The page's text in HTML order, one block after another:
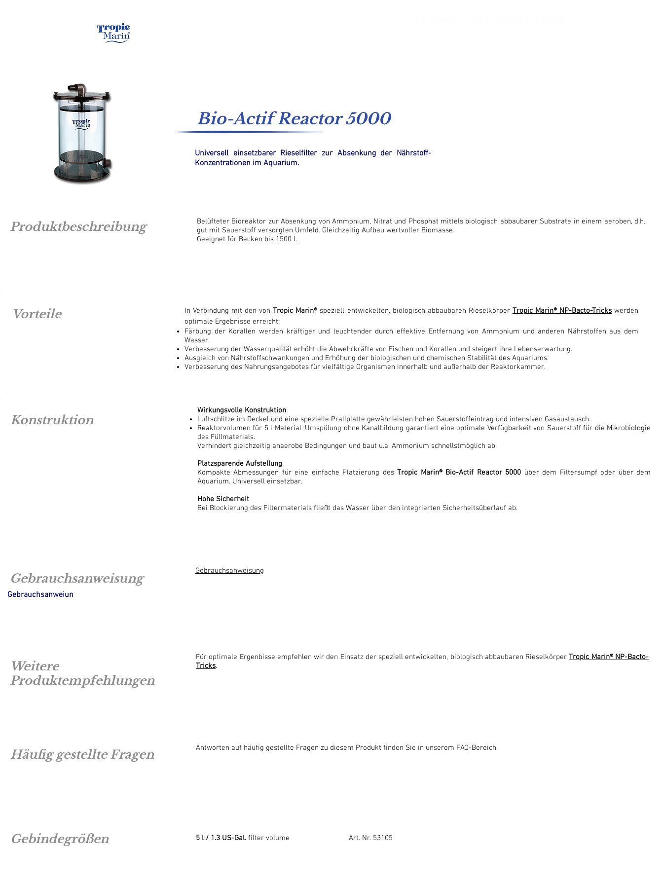
Bio-Actif Reactor 5000
Universell einsetzbarer Rieselfilter zur Absenkung der Nährstoff-
Konzentrationen im Aquarium.
Produktbeschreibung
Belüfteter Bioreaktor zur Absenkung von Ammonium, Nitrat und Phosphat mittels biologisch abbaubarer Substrate in einem aeroben, d.h.
gut mit Sauerstoff versorgten Umfeld. Gleichzeitig Aufbau wertvoller Biomasse.
Geeignet für Becken bis 1500 l.
Vorteile In Verbindung mit den vonTropic Marin® speziell entwickelten, biologisch abbaubaren Rieselkörper Tropic Marin® NP-Bacto-Trickswerden
optimale Ergebnisse erreicht:
Färbung der Korallen werden kräftiger und leuchtender durch effektive Entfernung von Ammonium und anderen Nährstoffen aus dem
Wasser.
Verbesserung der Wasserqualität erhöht die Abwehrkräfte von Fischen und Korallen und steigert ihre Lebenserwartung.
Ausgleich von Nährstoffschwankungen und Erhöhung der biologischen und chemischen Stabilität des Aquariums.
Verbesserung des Nahrungsangebotes für vielfältige Organismen innerhalb und außerhalb der Reaktorkammer.
Konstruktion
Gebrauchsanweiun
Wirkungsvolle Konstruktion
Luftschlitze im Deckel und eine spezielle Prallplatte gewährleisten hohen Sauerstoffeintrag und intensiven Gasaustausch.
Reaktorvolumen für 5 l Material. Umspülung ohne Kanalbildung garantiert eine optimale Verfügbarkeit von Sauerstoff für die Mikrobiologie
des Füllmaterials.
Verhindert gleichzeitig anaerobe Bedingungen und baut u.a. Ammonium schnellstmöglich ab.
Platzsparende Aufstellung
Kompakte Abmessungen für eine einfache Platzierung desTropic Marin® Bio-Actif Reactor 5000 über dem Filtersumpf oder über dem
Aquarium. Universell einsetzbar.
Hohe Sicherheit
Bei Blockierung des Filtermaterials fließt das Wasser über den integrierten Sicherheitsüberlauf ab.
Gebrauchsanweisung
Gebrauchsanweisung
Weitere
Produktempfehlungen
Für optimale Ergenbisse empfehlen wir den Einsatz der speziell entwickelten, biologisch abbaubaren RieselkörperTropic Marin® NP-Bacto-
Tricks.
Häufig gestellte Fragen Antworten auf häufig gestellte Fragen zu diesem Produkt finden Sie in unserem FAQ-Bereich.
Gebindegrößen 5 l / 1.3 US-Gal. filter volume Art. Nr. 53105